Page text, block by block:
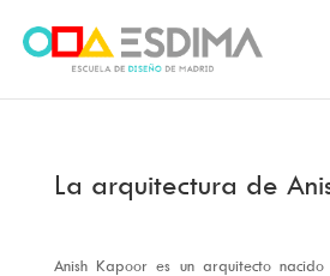
La arquitectura de
Anish Kapoor es un arquitecto